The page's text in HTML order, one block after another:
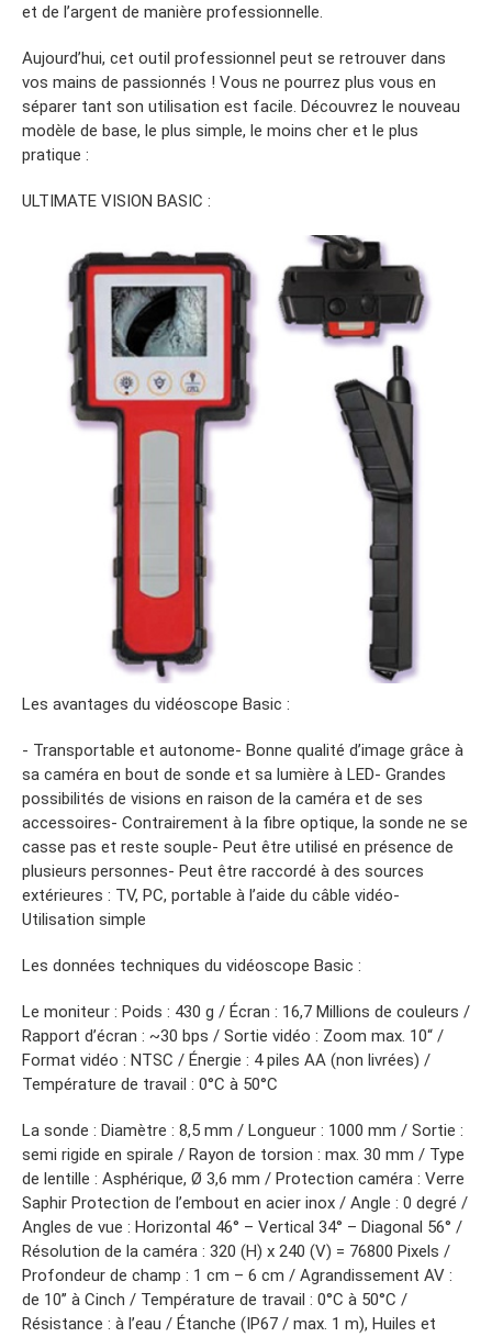
et de l’argent de manière professionnelle.
Aujourd’hui, cet outil professionnel peut se retrouver dans
vos mains de passionnés ! Vous ne pourrez plus vous en
séparer tant son utilisation est facile. Découvrez le nouveau
modèle de base, le plus simple, le moins cher et le plus
pratique :
ULTIMATE VISION BASIC :
Les avantages du vidéoscope Basic :
- Transportable et autonome- Bonne qualité d’image grâce à
sa caméra en bout de sonde et sa lumière à LED- Grandes
possibilités de visions en raison de la caméra et de ses
accessoires- Contrairement à la fibre optique, la sonde ne se
casse pas et reste souple- Peut être utilisé en présence de
plusieurs personnes- Peut être raccordé à des sources
extérieures : TV, PC, portable à l’aide du câble vidéo-
Utilisation simple
Les données techniques du vidéoscope Basic :
Le moniteur : Poids : 430 g / Écran : 16,7 Millions de couleurs /
Rapport d’écran : ~30 bps / Sortie vidéo : Zoom max. 10“ /
Format vidéo : NTSC / Énergie : 4 piles AA (non livrées) /
Température de travail : 0°C à 50°C
La sonde : Diamètre : 8,5 mm / Longueur : 1000 mm / Sortie :
semi rigide en spirale / Rayon de torsion : max. 30 mm / Type
de lentille : Asphérique, Ø 3,6 mm / Protection caméra : Verre
Saphir Protection de l’embout en acier inox / Angle : 0 degré /
Angles de vue : Horizontal 46° – Vertical 34° – Diagonal 56° /
Résolution de la caméra : 320 (H) x 240 (V) = 76800 Pixels /
Profondeur de champ : 1 cm – 6 cm / Agrandissement AV :
de 10’’ à Cinch / Température de travail : 0°C à 50°C /
Résistance : à l’eau / Étanche (IP67 / max. 1 m), Huiles et